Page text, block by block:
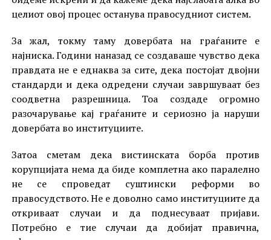
целиот овој процес останува правосудниот систем.
За жал, токму таму довербата на граѓаните е
најниска. Години наназад се создаваше чувство дека
правдата не е еднаква за сите, дека постојат двојни
стандарди и дека одредени случаи завршуваат без
соодветна разрешница. Тоа создаде огромно
разочарување кај граѓаните и сериозно ја наруши
довербата во институциите.
Затоа сметам дека вистинската борба против
корупцијата нема да биде комплетна ако паралелно
не се спроведат суштински реформи во
правосудството. Не е доволно само институциите да
откриваат случаи и да поднесуваат пријави.
Потребно е тие случаи да добијат правична,